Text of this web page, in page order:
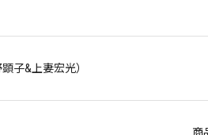
子&上妻宏光）
商